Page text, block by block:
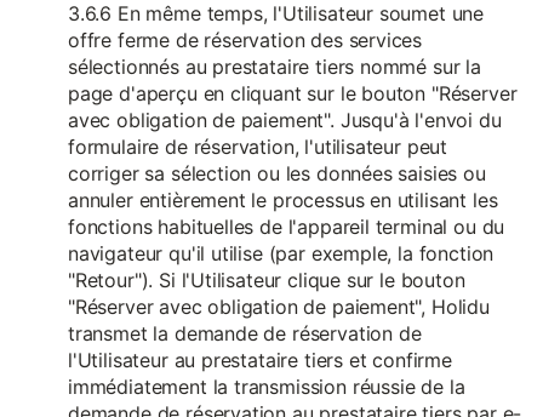
3.6.6 En même temps, l'Utilisateur soumet une
offre ferme de réservation des services
sélectionnés au prestataire tiers nommé sur la
page d'aperçu en cliquant sur le bouton "Réserver
avec obligation de paiement". Jusqu'à l'envoi du
formulaire de réservation, l'utilisateur peut
corriger sa sélection ou les données saisies ou
annuler entièrement le processus en utilisant les
fonctions habituelles de l'appareil terminal ou du
navigateur qu'il utilise (par exemple, la fonction
"Retour"). Si l'Utilisateur clique sur le bouton
"Réserver avec obligation de paiement", Holidu
transmet la demande de réservation de
l'Utilisateur au prestataire tiers et confirme
immédiatement la transmission réussie de la